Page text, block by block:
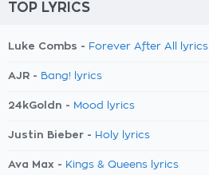
TOP LYRICS
Luke Combs - Forever After All lyrics
AJR - Bang! lyrics
24kGoldn - Mood lyrics
Justin Bieber - Holy lyrics
Ava Max - Kings & Queens lyrics